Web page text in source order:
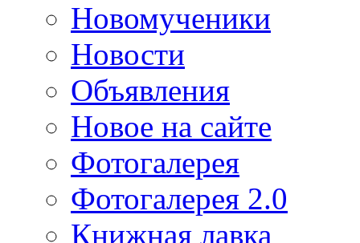
Новомученики
Новости
Объявления
Новое на сайте
Фотогалерея
Фотогалерея 2.0
Книжная лавка